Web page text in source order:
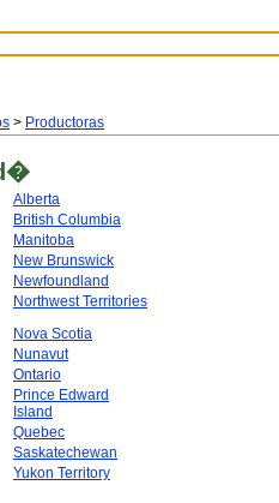
> Productoras
Alberta
British Columbia
Manitoba
New Brunswick
Newfoundland
Northwest Territories
Nova Scotia
Nunavut
Ontario
Prince Edward
Island
Quebec
Saskatechewan
Yukon Territory